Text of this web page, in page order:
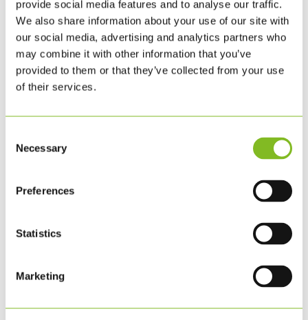
provide social media features and to analyse our traffic.
We also share information about your use of our site with
our social media, advertising and analytics partners who
may combine it with other information that you’ve
provided to them or that they’ve collected from your use
of their services.
Selection
Necessary
Preferences
Statistics
Marketing
HÅLLBAR KULSPETSPENNA